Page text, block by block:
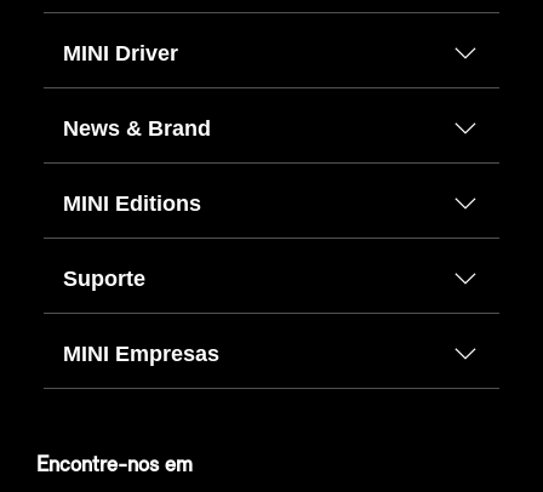
MINI Driver
News & Brand
MINI Editions
Suporte
MINI Empresas
Encontre-nos em